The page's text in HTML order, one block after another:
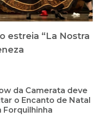
estreia “La Nostra
da Camerata deve
o Encanto de Natal
Forquilhinha